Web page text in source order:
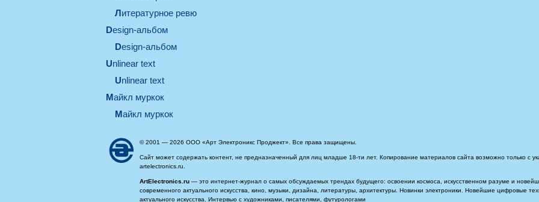
литературное ревю
design-альбом
design-альбом
unlinear text
Unlinear text
майкл муркок
майкл муркок
© 2001 — 2026 ООО «Арт Электроникс Проджект». Все права защищены.
Сайт может содержать контент, не предназначенный для лиц младше 18-ти лет. Копирование материалов сайта возможно только с
artelectronics.ru.
ArtElectronics.ru — это интернет-журнал о самых обсуждаемых трендах будущего: освоении космоса, искусственном разуме и
современного актуального искусства, кино, музыки, дизайна, литературы, архитектуры. Новинки электроники. Новейшие цифровые
актуального искусства. Интервью с художниками, писателями, футурологами